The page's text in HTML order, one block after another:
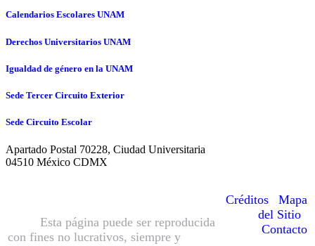
Calendarios Escolares UNAM
Derechos Universitarios UNAM
Igualdad de género en la UNAM
Sede Tercer Circuito Exterior
Sede Circuito Escolar
Apartado Postal 70228, Ciudad Universitaria
04510 México CDMX
Esta página puede ser reproducida
con fines no lucrativos, siempre y
Créditos
Mapa
del Sitio
Contacto